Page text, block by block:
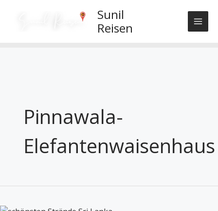
Sunil
Reisen
Pinnawala-
Elefantenwaisenhaus